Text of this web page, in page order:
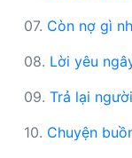
07. Còn nợ gì
08. Lời yêu
09. Trả lại
10. Chuyện